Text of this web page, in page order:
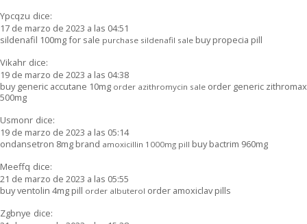
Ypcqzu dice:
17 de marzo de 2023 a las 04:51
sildenafil 100mg for sale purchase sildenafil sale buy propecia pill
Vikahr dice:
19 de marzo de 2023 a las 04:38
buy generic accutane 10mg order azithromycin sale order generic zithromax
500mg
Usmonr dice:
19 de marzo de 2023 a las 05:14
ondansetron 8mg brand amoxicillin 1000mg pill buy bactrim 960mg
Meeffq dice:
21 de marzo de 2023 a las 05:55
buy ventolin 4mg pill order albuterol order amoxiclav pills
Zgbnye dice: